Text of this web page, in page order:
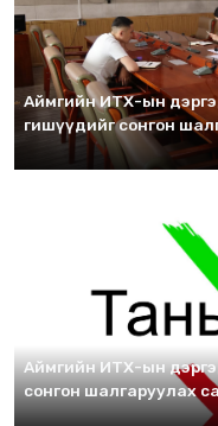
Аймгийн ИТХ-ын
гишүүдийг сонгон
Аймгийн ИТХ-ын
сонгон шалгаруулах